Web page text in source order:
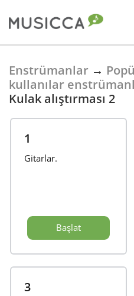
Български
Enstrümanlar →
kullanılar
Kulak alıştırması 2
1
Gitarlar.
Başlat
3